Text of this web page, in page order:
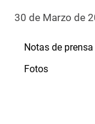
30 de Marzo de
Notas de prensa
Fotos